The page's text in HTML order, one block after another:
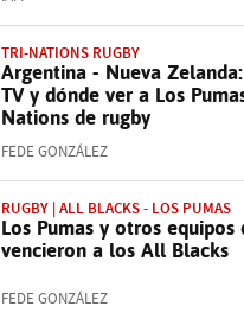
TRI-NATIONS RUGBY
Argentina - Nueva
TV y dónde ver a Los
Nations de rugby
FEDE GONZÁLEZ
RUGBY | ALL BLACKS - LOS PUMAS
Los Pumas y otros equipos
vencieron a los All Blacks
FEDE GONZÁLEZ